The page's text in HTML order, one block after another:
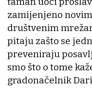
zamijenjeno
društvenim
pitaju zašto se
preveniraju
smo što o tome
gradonačelnik